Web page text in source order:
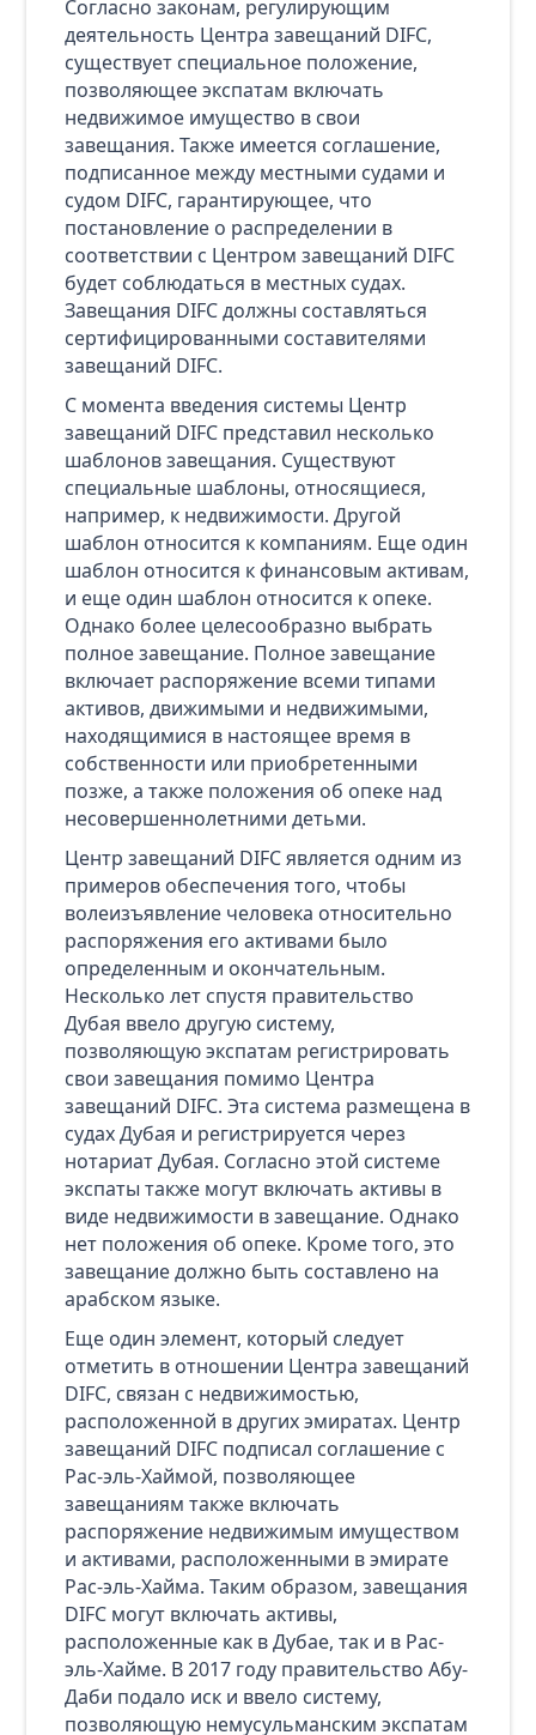
Согласно законам, регулирующим
деятельность Центра завещаний DIFC,
существует специальное положение,
позволяющее экспатам включать
недвижимое имущество в свои
завещания. Также имеется соглашение,
подписанное между местными судами и
судом DIFC, гарантирующее, что
постановление о распределении в
соответствии с Центром завещаний DIFC
будет соблюдаться в местных судах.
Завещания DIFC должны составляться
сертифицированными составителями
завещаний DIFC.
С момента введения системы Центр
завещаний DIFC представил несколько
шаблонов завещания. Существуют
специальные шаблоны, относящиеся,
например, к недвижимости. Другой
шаблон относится к компаниям. Еще один
шаблон относится к финансовым активам,
и еще один шаблон относится к опеке.
Однако более целесообразно выбрать
полное завещание. Полное завещание
включает распоряжение всеми типами
активов, движимыми и недвижимыми,
находящимися в настоящее время в
собственности или приобретенными
позже, а также положения об опеке над
несовершеннолетними детьми.
Центр завещаний DIFC является одним из
примеров обеспечения того, чтобы
волеизъявление человека относительно
распоряжения его активами было
определенным и окончательным.
Несколько лет спустя правительство
Дубая ввело другую систему,
позволяющую экспатам регистрировать
свои завещания помимо Центра
завещаний DIFC. Эта система размещена в
судах Дубая и регистрируется через
нотариат Дубая. Согласно этой системе
экспаты также могут включать активы в
виде недвижимости в завещание. Однако
нет положения об опеке. Кроме того, это
завещание должно быть составлено на
арабском языке.
Еще один элемент, который следует
отметить в отношении Центра завещаний
DIFC, связан с недвижимостью,
расположенной в других эмиратах. Центр
завещаний DIFC подписал соглашение с
Рас-эль-Хаймой, позволяющее
завещаниям также включать
распоряжение недвижимым имуществом
и активами, расположенными в эмирате
Рас-эль-Хайма. Таким образом, завещания
DIFC могут включать активы,
расположенные как в Дубае, так и в Рас-
эль-Хайме. В 2017 году правительство Абу-
Даби подало иск и ввело систему,
позволяющую немусульманским экспатам